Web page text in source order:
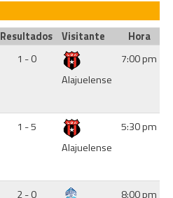
Resultados Visitante
Hora
1 - 0
Alajuelense
7:00 pm
1 - 5
Alajuelense
5:30 pm
2 - 0
8:00 pm